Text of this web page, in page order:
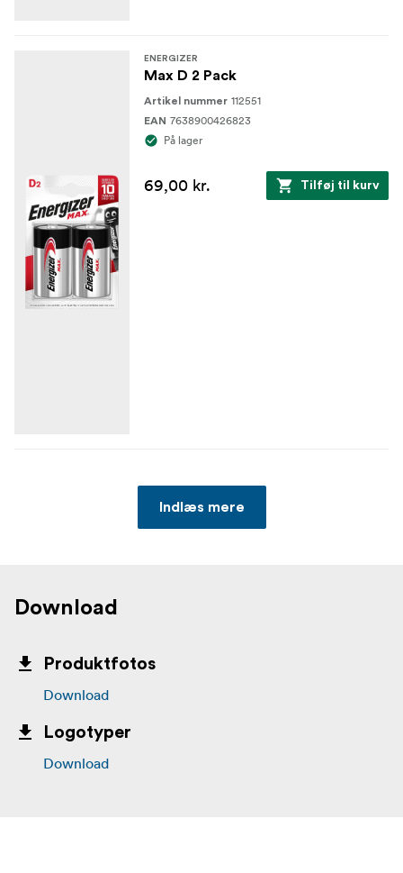
ENERGIZER
Max D 2 Pack
Artikel nummer 112551
EAN 7638900426823
På lager
69,00 kr. Tilføj til kurv
Indlæs mere
Download
Produktfotos
Download
Logotyper
Download